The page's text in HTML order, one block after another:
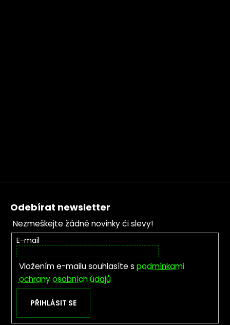
Zápatí
Odebírat newsletter
Nezmeškejte žádné novinky či slevy!
E-mail
Vložením e-mailu souhlasíte s podmínkami
ochrany osobních údajů
PŘIHLÁSIT SE